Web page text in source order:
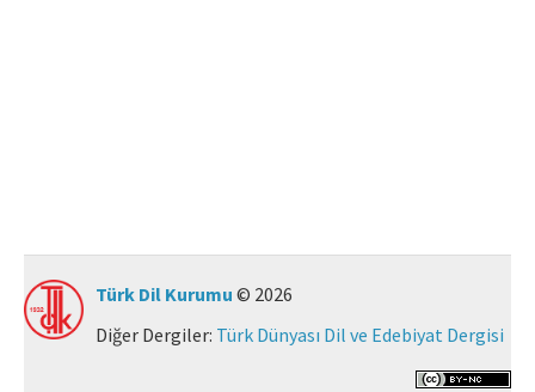
Türk Dil Kurumu © 2026
Diğer Dergiler: Türk Dünyası Dil ve Edebiyat Dergisi